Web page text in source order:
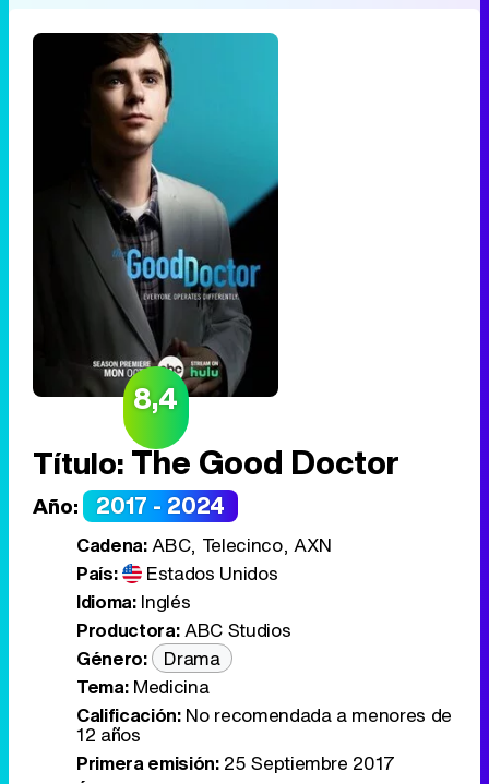
8,4
Título:The Good Doctor
Año: 2017 - 2024
Cadena:ABC, Telecinco, AXN
País:
Estados Unidos
Idioma: Inglés
Productora:ABC Studios
Género:
Drama
Tema:Medicina
Calificación:No recomendada a menores de
12 años
Primera emisión:25 Septiembre 2017